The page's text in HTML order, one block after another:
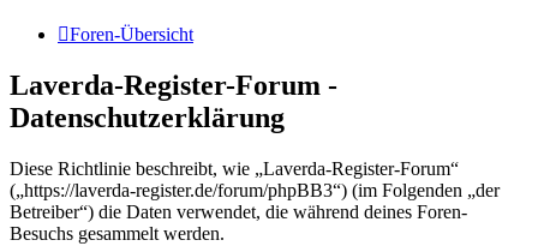
Foren-Übersicht
Laverda-Register-Forum -
Datenschutzerklärung
Diese Richtlinie beschreibt, wie „Laverda-Register-Forum“
(„https://laverda-register.de/forum/phpBB3“) (im Folgenden „der
Betreiber“) die Daten verwendet, die während deines Foren-
Besuchs gesammelt werden.